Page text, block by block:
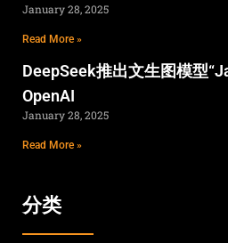
January 28, 2025
Read More »
DeepSeek推出文生图模型
OpenAI
January 28, 2025
Read More »
分类